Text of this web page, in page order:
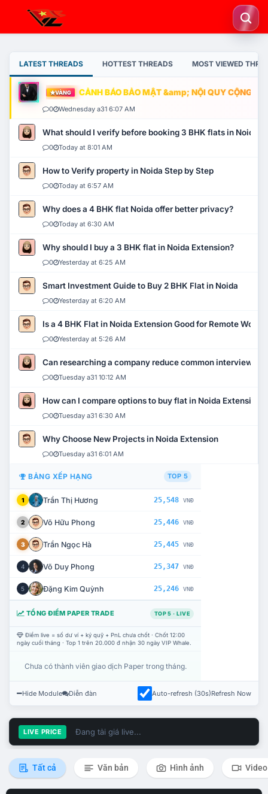
LATEST THREADS HOTTEST THREADS MOST VIEWED
VÀNG CẢNH BÁO BẢO MẬT &amp; NỘI QUY CỘNG
0 Wednesday a31 6:07 AM
What should I verify before booking 3 BHK flats in Noida?
0 Today at 8:01 AM
How to Verify property in Noida Step by Step
0 Today at 6:57 AM
Why does a 4 BHK flat Noida offer better privacy?
0 Today at 6:30 AM
Why should I buy a 3 BHK flat in Noida Extension?
0 Yesterday at 6:25 AM
Smart Investment Guide to Buy 2 BHK Flat in Noida
0 Yesterday at 6:20 AM
Is a 4 BHK Flat in Noida Extension Good for Remote Work?
0 Yesterday at 5:26 AM
Can researching a company reduce common interview
0 Tuesday a31 10:12 AM
How can I compare options to buy flat in Noida Extension?
0 Tuesday a31 6:30 AM
Why Choose New Projects in Noida Extension
0 Tuesday a31 6:01 AM
BẢNG XẾP HẠNG TOP 5
1 Trần Thị Hương 25,548 VNĐ
2 Võ Hữu Phong 25,446 VNĐ
3 Trần Ngọc Hà 25,445 VNĐ
4 Võ Duy Phong 25,347 VNĐ
5 Đặng Kim Quỳnh 25,246 VNĐ
TỔNG ĐIỂM PAPER TRADE TOP 5 · LIVE
Điểm live = số dư ví + ký quỹ + PnL chưa chốt · Chốt 12:00
ngày cuối tháng · Top 1 trên 20.000 đ nhận 30 ngày VIP Whale.
Chưa có thành viên giao dịch Paper trong tháng.
Hide Module Diễn đàn Auto-refresh (30s)Refresh Now
LIVE PRICE Đang tải giá live...
Tất cả Văn bản Hình ảnh Video